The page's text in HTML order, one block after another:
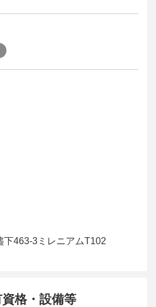
下463-3ミレニアムT102
格・設備等